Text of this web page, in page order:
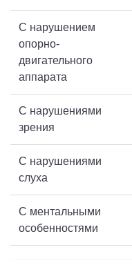
С нарушением
опорно-
двигательного
аппарата
С нарушениями
зрения
С нарушениями
слуха
С ментальными
особенностями